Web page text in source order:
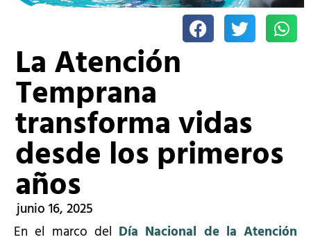
La Atención
Temprana
transforma vidas
desde los primeros
años
junio 16, 2025
En el marco del Día Nacional de la Atención